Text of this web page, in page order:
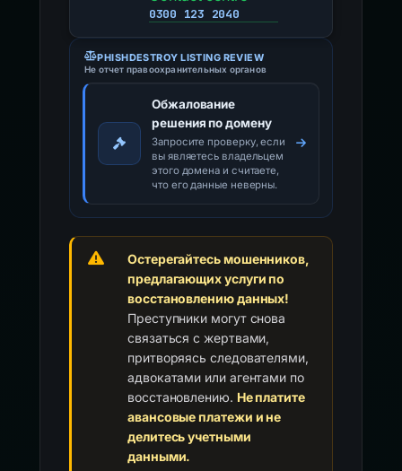
0300 123 2040
PHISHDESTROY LISTING REVIEW
Не отчет правоохранительных органов
Обжалование
решения по домену
Запросите проверку, если
вы являетесь владельцем
этого домена и считаете,
что его данные неверны.
Остерегайтесь мошенников,
предлагающих услуги по
восстановлению данных!
Преступники могут снова
связаться с жертвами,
притворяясь следователями,
адвокатами или агентами по
восстановлению. Не платите
авансовые платежи и не
делитесь учетными
данными.